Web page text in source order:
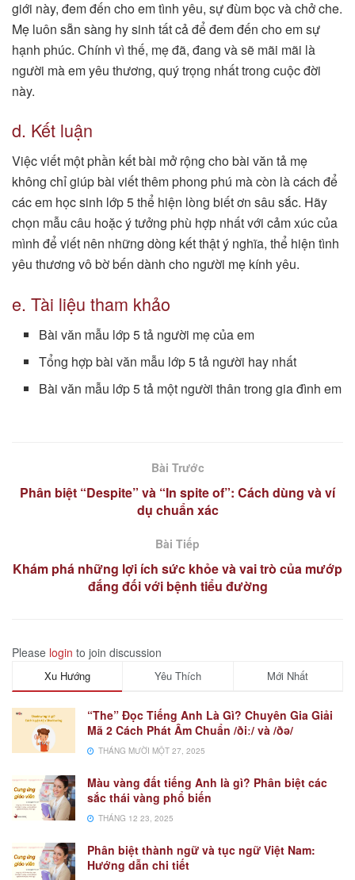
giới này, đem đến cho em tình yêu, sự đùm bọc và chở che.
Mẹ luôn sẵn sàng hy sinh tất cả để đem đến cho em sự
hạnh phúc. Chính vì thế, mẹ đã, đang và sẽ mãi mãi là
người mà em yêu thương, quý trọng nhất trong cuộc đời
này.
d. Kết luận
Việc viết một phần kết bài mở rộng cho bài văn tả mẹ
không chỉ giúp bài viết thêm phong phú mà còn là cách để
các em học sinh lớp 5 thể hiện lòng biết ơn sâu sắc. Hãy
chọn mẫu câu hoặc ý tưởng phù hợp nhất với cảm xúc của
mình để viết nên những dòng kết thật ý nghĩa, thể hiện tình
yêu thương vô bờ bến dành cho người mẹ kính yêu.
e. Tài liệu tham khảo
Bài văn mẫu lớp 5 tả người mẹ của em
Tổng hợp bài văn mẫu lớp 5 tả người hay nhất
Bài văn mẫu lớp 5 tả một người thân trong gia đình em
Bài Trước
Phân biệt “Despite” và “In spite of”: Cách dùng và ví
dụ chuẩn xác
Bài Tiếp
Khám phá những lợi ích sức khỏe và vai trò của mướp
đắng đối với bệnh tiểu đường
Please login to join discussion
Xu Hướng Yêu Thích Mới Nhất
“The” Đọc Tiếng Anh Là Gì? Chuyên Gia Giải
Mã 2 Cách Phát Âm Chuẩn /ðiː/ và /ðə/
THÁNG MƯỜI MỘT 27, 2025
Màu vàng đất tiếng Anh là gì? Phân biệt các
sắc thái vàng phổ biến
THÁNG 12 23, 2025
Phân biệt thành ngữ và tục ngữ Việt Nam:
Hướng dẫn chi tiết